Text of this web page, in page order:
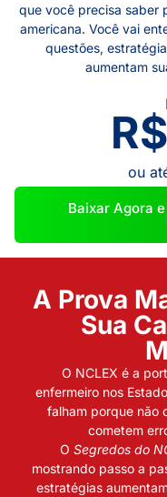
que você precisa saber
americana. Você vai
questões,
aumentam
ou
Baixar Agora
A Prova
Sua
O NCLEX é a
enfermeiro nos
falham porque não
cometem
O Segredos do
mostrando passo a
estratégias